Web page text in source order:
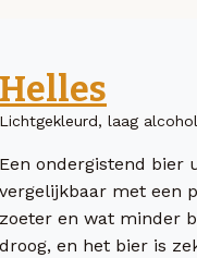
Helles
Lichtgekleurd, laag alcohol
Een ondergistend bier
vergelijkbaar met een
zoeter en wat minder
droog, en het bier is